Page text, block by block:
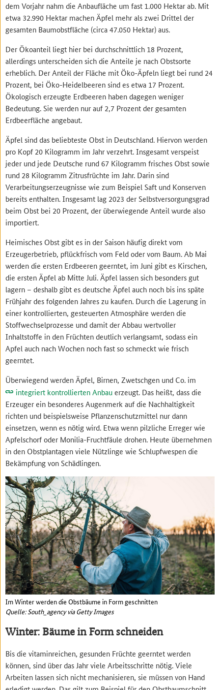
dem Vorjahr nahm die Anbaufläche um fast 1.000 Hektar ab. Mit
etwa 32.990 Hektar machen Äpfel mehr als zwei Drittel der
gesamten Baumobstfläche (circa 47.050 Hektar) aus.
Der Ökoanteil liegt hier bei durchschnittlich 18 Prozent,
allerdings unterscheiden sich die Anteile je nach Obstsorte
erheblich. Der Anteil der Fläche mit Öko-Äpfeln liegt bei rund 24
Prozent, bei Öko-Heidelbeeren sind es etwa 17 Prozent.
Ökologisch erzeugte Erdbeeren haben dagegen weniger
Bedeutung. Sie werden nur auf 2,7 Prozent der gesamten
Erdbeerfläche angebaut.
Äpfel sind das beliebteste Obst in Deutschland. Hiervon werden
pro Kopf 20 Kilogramm im Jahr verzehrt. Insgesamt verspeist
jeder und jede Deutsche rund 67 Kilogramm frisches Obst sowie
rund 28 Kilogramm Zitrusfrüchte im Jahr. Darin sind
Verarbeitungserzeugnisse wie zum Beispiel Saft und Konserven
bereits enthalten. Insgesamt lag 2023 der Selbstversorgungsgrad
beim Obst bei 20 Prozent, der überwiegende Anteil wurde also
importiert.
Heimisches Obst gibt es in der Saison häufig direkt vom
Erzeugerbetrieb, pflückfrisch vom Feld oder vom Baum. Ab Mai
werden die ersten Erdbeeren geerntet, im Juni gibt es Kirschen,
die ersten Äpfel ab Mitte Juli. Äpfel lassen sich besonders gut
lagern – deshalb gibt es deutsche Äpfel auch noch bis ins späte
Frühjahr des folgenden Jahres zu kaufen. Durch die Lagerung in
einer kontrollierten, gesteuerten Atmosphäre werden die
Stoffwechselprozesse und damit der Abbau wertvoller
Inhaltstoffe in den Früchten deutlich verlangsamt, sodass ein
Apfel auch nach Wochen noch fast so schmeckt wie frisch
geerntet.
Überwiegend werden Äpfel, Birnen, Zwetschgen und Co. im
integriert kontrollierten Anbauerzeugt. Das heißt, dass die
Erzeuger ein besonderes Augenmerk auf die Nachhaltigkeit
richten und beispielsweise Pflanzenschutzmittel nur dann
einsetzen, wenn es nötig wird. Etwa wenn pilzliche Erreger wie
Apfelschorf oder Monilia-Fruchtfäule drohen. Heute übernehmen
in den Obstplantagen viele Nützlinge wie Schlupfwespen die
Bekämpfung von Schädlingen.
Im Winter werden die Obstbäume in Form geschnitten
Quelle: South_agency via Getty Images
Winter: Bäume in Form schneiden
Bis die vitaminreichen, gesunden Früchte geerntet werden
können, sind über das Jahr viele Arbeitsschritte nötig. Viele
Arbeiten lassen sich nicht mechanisieren, sie müssen von Hand